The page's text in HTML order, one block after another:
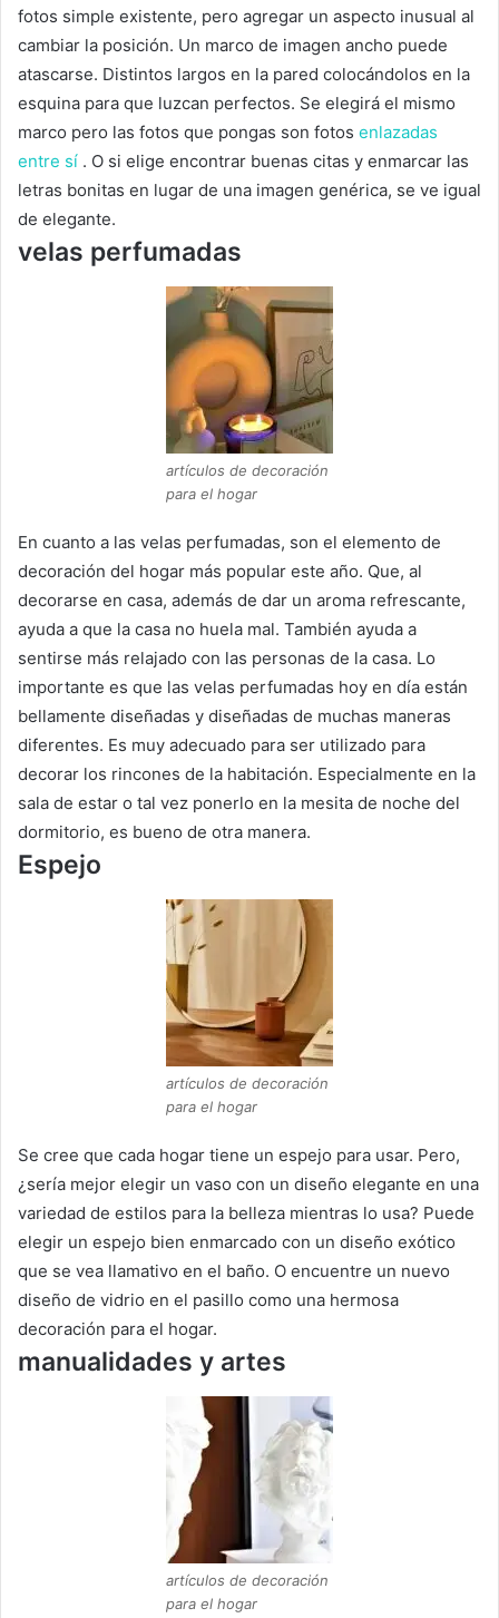
fotos simple existente, pero agregar un aspecto inusual al
cambiar la posición. Un marco de imagen ancho puede
atascarse. Distintos largos en la pared colocándolos en la
esquina para que luzcan perfectos. Se elegirá el mismo
marco pero las fotos que pongas son fotos enlazadas
entre sí . O si elige encontrar buenas citas y enmarcar las
letras bonitas en lugar de una imagen genérica, se ve igual
de elegante.
velas perfumadas
artículos de decoración
para el hogar
En cuanto a las velas perfumadas, son el elemento de
decoración del hogar más popular este año. Que, al
decorarse en casa, además de dar un aroma refrescante,
ayuda a que la casa no huela mal. También ayuda a
sentirse más relajado con las personas de la casa. Lo
importante es que las velas perfumadas hoy en día están
bellamente diseñadas y diseñadas de muchas maneras
diferentes. Es muy adecuado para ser utilizado para
decorar los rincones de la habitación. Especialmente en la
sala de estar o tal vez ponerlo en la mesita de noche del
dormitorio, es bueno de otra manera.
Espejo
artículos de decoración
para el hogar
Se cree que cada hogar tiene un espejo para usar. Pero,
¿sería mejor elegir un vaso con un diseño elegante en una
variedad de estilos para la belleza mientras lo usa? Puede
elegir un espejo bien enmarcado con un diseño exótico
que se vea llamativo en el baño. O encuentre un nuevo
diseño de vidrio en el pasillo como una hermosa
decoración para el hogar.
manualidades y artes
artículos de decoración
para el hogar